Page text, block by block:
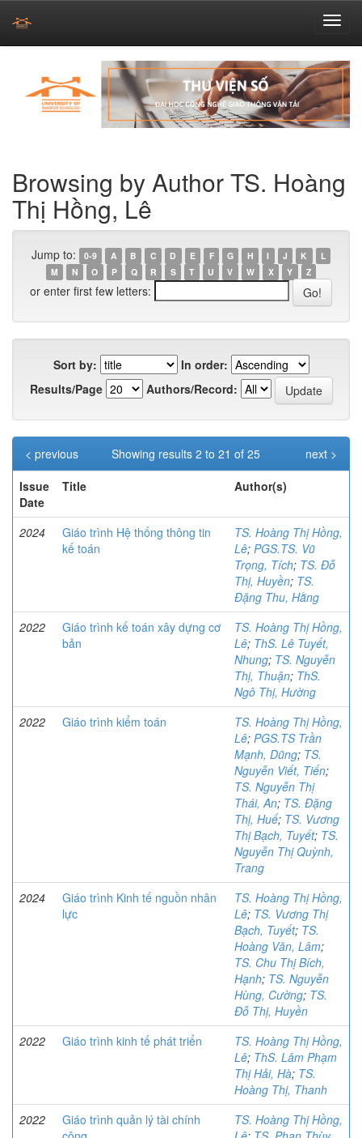
navigation
Browsing by Author TS. Hoàng
Thị Hồng, Lê
Jump to: 0-9 A B C D E F G H I J K
L
M
N O P Q R S T U V W X Y Z
or enter first few letters:
Sort by:
In order:
Results/Page
Authors/Record:
Showing results 2 to 21 of 25
< previous
next >
Issue
Date
Title Author(s)
2024
Giáo trình Hệ thống thông tin
kế toán
TS. Hoàng Thị Hồng,
Lê; PGS.TS. Vũ
Trọng, Tích; TS. Đỗ
Thị, Huyền; TS.
Đặng Thu, Hằng
2022
Giáo trình kế toán xây dựng cơ
bản
TS. Hoàng Thị Hồng,
Lê; ThS. Lê Tuyết,
Nhung; TS. Nguyễn
Thị, Thuận; ThS.
Ngô Thị, Hường
2022
Giáo trình kiểm toán
TS. Hoàng Thị Hồng,
Lê; PGS.TS Trần
Mạnh, Dũng; TS.
Nguyễn Viết, Tiến;
TS. Nguyễn Thị
Thái, An; TS. Đặng
Thị, Huế; TS. Vương
Thị Bạch, Tuyết; TS.
Nguyễn Thị Quỳnh,
Trang
2024
Giáo trình Kinh tế nguồn nhân
lực
TS. Hoàng Thị Hồng,
Lê; TS. Vương Thị
Bạch, Tuyết; TS.
Hoàng Văn, Lâm;
TS. Chu Thị Bích,
Hạnh; TS. Nguyễn
Hùng, Cường; TS.
Đỗ Thị, Huyền
2022
Giáo trình kinh tế phát triển
TS. Hoàng Thị Hồng,
Lê; ThS. Lâm Phạm
Thị Hải, Hà; TS.
Hoàng Thị, Thanh
2022
Giáo trình quản lý tài chính
TS. Hoàng Thị Hồng,